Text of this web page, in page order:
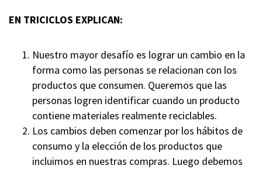
EN TRICICLOS EXPLICAN:
Nuestro mayor desafío es lograr un cambio en la
forma como las personas se relacionan con los
productos que consumen. Queremos que las
personas logren identificar cuando un producto
contiene materiales realmente reciclables.
Los cambios deben comenzar por los hábitos de
consumo y la elección de los productos que
incluimos en nuestras compras. Luego debemos